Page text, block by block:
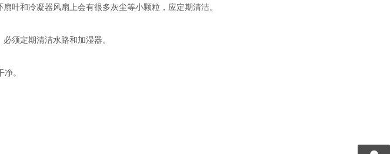
和冷凝器风扇上会有很多灰尘等小颗粒，应定期清洁。
须定期清洁水路和加湿器。
。